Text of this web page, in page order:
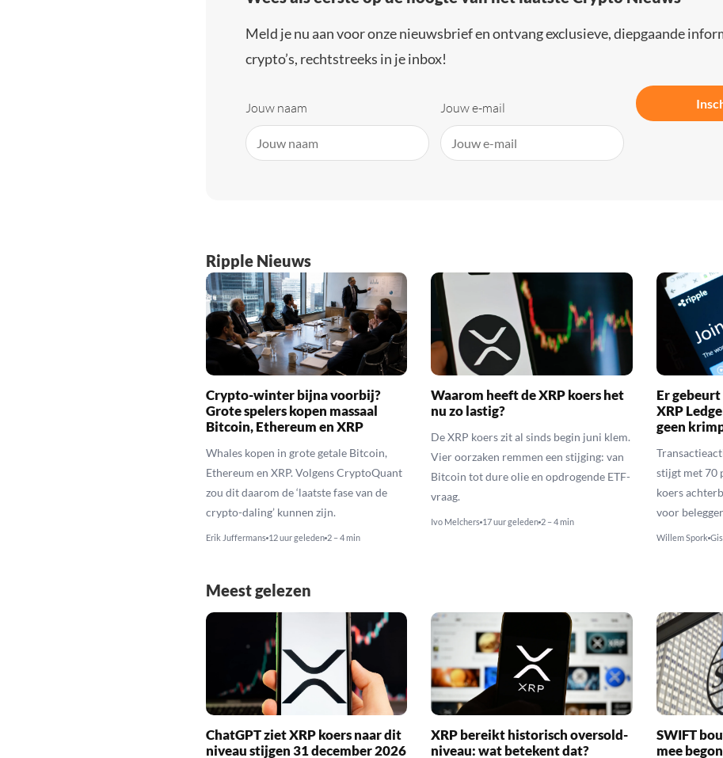
Meld je nu aan voor onze nieuwsbrief en ontvang exclusieve, diepgaande
crypto’s, rechtstreeks in je inbox!
Jouw naam Jouw e-mail
Ripple Nieuws
Crypto-winter bijna voorbij?
Grote spelers kopen massaal
Bitcoin, Ethereum en XRP
Whales kopen in grote getale Bitcoin,
Ethereum en XRP. Volgens CryptoQuant
zou dit daarom de ‘laatste fase van de
crypto-daling’ kunnen zijn.
Erik Juffermans 12 uur geleden 2 – 4 min
Waarom heeft de XRP koers het
nu zo lastig?
De XRP koers zit al sinds begin juni klem.
Vier oorzaken remmen een stijging: van
Bitcoin tot dure olie en opdrogende ETF-
vraag.
Ivo Melchers 17 uur geleden 2 – 4 min
Er
XRP
geen
stijgt met 70
koers
voor
Willem Spork
Meest gelezen
ChatGPT ziet XRP koers naar dit
niveau stijgen 31 december 2026
XRP bereikt historisch oversold-
niveau: wat betekent dat?
SWIFT
mee